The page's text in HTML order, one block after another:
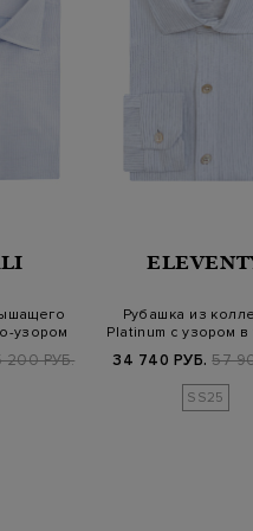
узором
200 РУБ.
Рубашка из
Platinum с узором в
34 740 РУБ. 57
SS25